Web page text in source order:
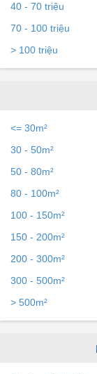
muốn cho thuê,
phí
trên bds68
40 - 70 triệu
70 - 100 triệu
> 100 triệu
<= 30m²
30 - 50m²
50 - 80m²
80 - 100m²
100 - 150m²
150 - 200m²
200 - 300m²
300 - 500m²
> 500m²